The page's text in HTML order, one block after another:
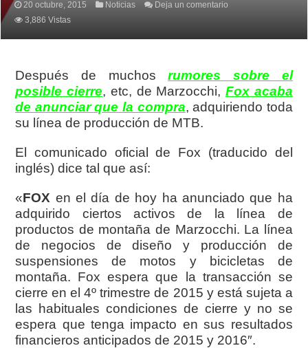
20 octubre, 2015 Noticias
Deja un comentario
3,886 Vistas
Después de muchosrumores sobre el
posible cierre, etc, de Marzocchi,Fox acaba
de anunciar que la compra, adquiriendo toda
su línea de producción de MTB.
El comunicado oficial de Fox (traducido del
inglés) dice tal que así:
«FOX en el día de hoy ha anunciado que ha
adquirido ciertos activos de la línea de
productos de montaña de Marzocchi. La línea
de negocios de diseño y producción de
suspensiones de motos y bicicletas de
montaña. Fox espera que la transacción se
cierre en el 4º trimestre de 2015 y está sujeta a
las habituales condiciones de cierre y no se
espera que tenga impacto en sus resultados
financieros anticipados de 2015 y 2016″.